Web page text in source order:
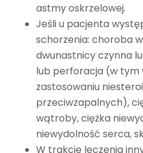
astmy oskrzelowej.
Jeśli u pacjenta
schorzenia: choroba
dwunastnicy czynna
lub perforacja (w tym
zastosowaniu
przeciwzapalnych),
wątroby, ciężka
niewydolność serca,
W trakcie leczenia